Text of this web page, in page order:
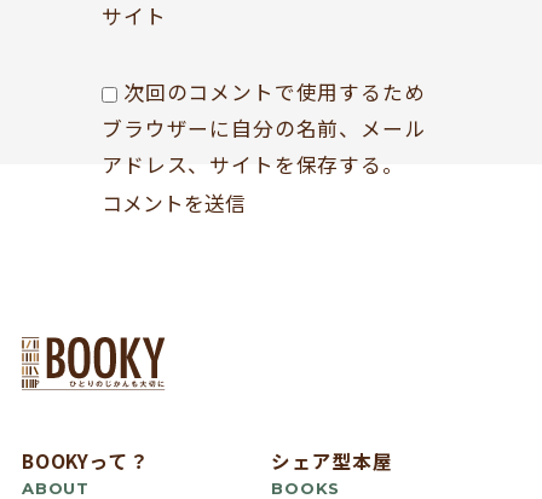
サイト
次回のコメントで使用するため
ブラウザーに自分の名前、メール
アドレス、サイトを保存する。
BOOKYって？
ABOUT
シェア型本屋
BOOKS